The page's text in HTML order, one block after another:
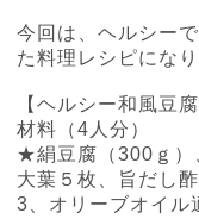
今回は、ヘルシー
た料理レシピになり
【ヘルシー和風豆
材料（4 人分）
★絹豆腐（300 ｇ
大葉５枚、旨だし
3 、オリーブオイル